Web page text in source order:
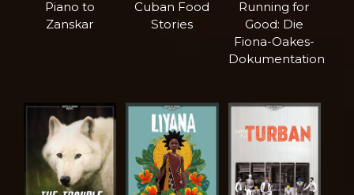
Piano to
Zanskar
Cuban Food
Stories
Running for
Good: Die
Fiona-Oakes-
Dokumentation